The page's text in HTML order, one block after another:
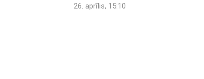
26. aprīlis, 15:10